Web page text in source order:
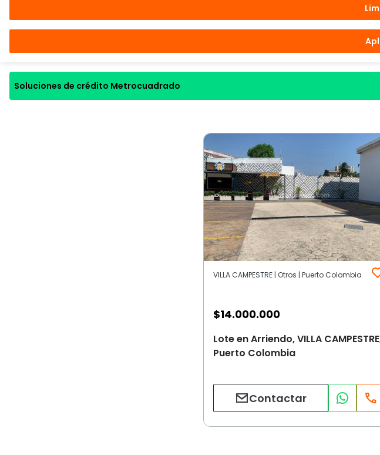
Soluciones de crédito Metrocuadrado
VILLA CAMPESTRE | Otros | Puerto Colombia
$14.000.000
Lote en Arriendo, VILLA
Puerto Colombia
Contactar